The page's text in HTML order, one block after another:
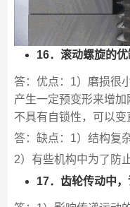
16．滚动螺旋的
答：优点：1）磨损很
产生一定预变形来增加
不具有自锁性，可以变
答：缺点：1）结构复
2）有些机构中为了防
17．齿轮传动中